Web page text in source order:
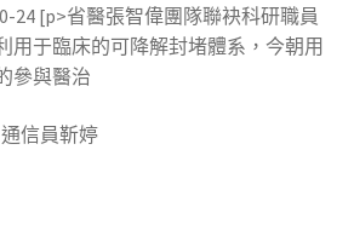
24 [p>省醫張智偉團隊聯袂科研職員
用于臨床的可降解封堵體系，今朝用
參與醫治
信員靳婷